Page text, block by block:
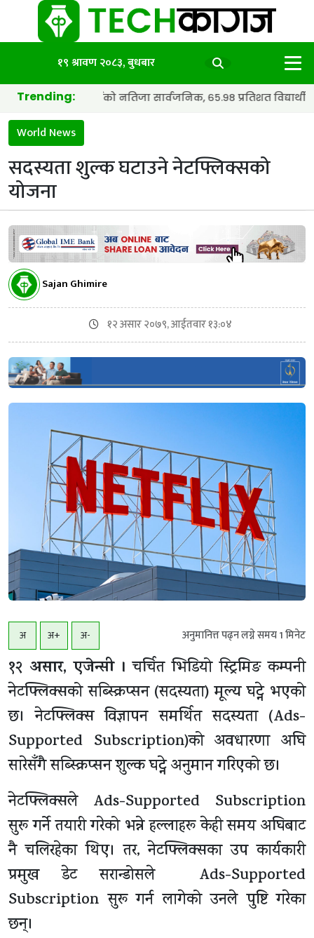
१९ श्रावण २०८३, बुधबार
Trending:
एसईको नतिजा सार्वजनिक, ६५.९८ प्रतिशत विद्यार्थी उत्तीर्ण
World News
सदस्यता शुल्क घटाउने नेटफ्लिक्सको
योजना
Sajan Ghimire
१२ असार २०७९, आईतवार १३:०४
अ अ+ अ- अनुमानित्त पढ्न लग्ने समय1मिनेट
१२ असार, एजेन्सी । चर्चित भिडियो स्ट्रिमिङ कम्पनी
नेटफ्लिक्सको सब्स्क्रिप्सन (सदस्यता) मूल्य घट्ने भएको
छ। नेटफ्लिक्स विज्ञापन समर्थित सदस्यता (Ads-
Supported Subscription)को अवधारणा अघि
सारेसँगै सब्स्क्रिप्सन शुल्क घट्ने अनुमान गरिएको छ।
नेटफ्लिक्सले Ads-Supported Subscription
सुरू गर्ने तयारी गरेको भन्ने हल्लाहरू केही समय अघिबाट
नै चलिरहेका थिए। तर, नेटफ्लिक्सका उप कार्यकारी
प्रमुख डेट सरान्डोसले Ads-Supported
Subscription सुरू गर्न लागेको उनले पुष्टि गरेका
छन्।